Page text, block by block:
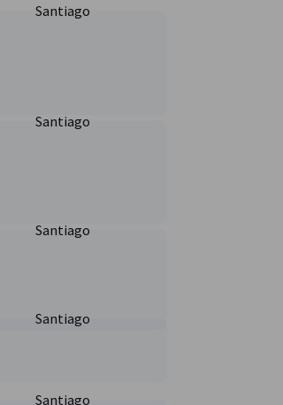
Santiago
Santiago
Santiago
Santiago
Santiago